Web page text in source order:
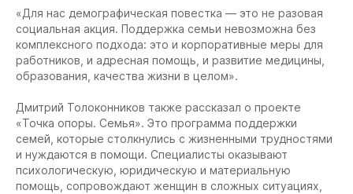
«Для нас демографическая повестка — это не разовая
социальная акция. Поддержка семьи невозможна без
комплексного подхода: это и корпоративные меры для
работников, и адресная помощь, и развитие медицины,
образования, качества жизни в целом».
Дмитрий Толоконников также рассказал о проекте
«Точка опоры. Семья». Это программа поддержки
семей, которые столкнулись с жизненными трудностями
и нуждаются в помощи. Специалисты оказывают
психологическую, юридическую и материальную
помощь, сопровождают женщин в сложных ситуациях,